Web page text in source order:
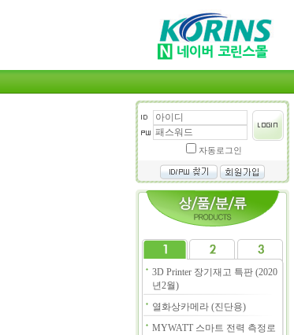
자동로그인
3D Printer 장기재고 특판 (2020
년2월)
열화상카메라 (진단용)
MYWATT 스마트 전력 측정로